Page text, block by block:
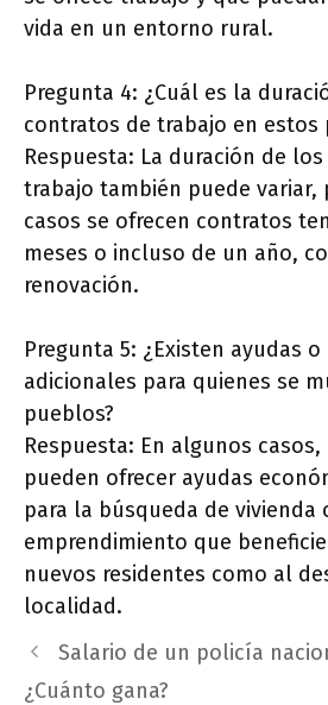
vida en un entorno rural.
Pregunta 4: ¿Cuál es la
contratos de trabajo en estos
Respuesta: La duración de
trabajo también puede variar,
casos se ofrecen contratos
meses o incluso de un año,
renovación.
Pregunta 5: ¿Existen ayudas
adicionales para quienes se
pueblos?
Respuesta: En algunos
pueden ofrecer ayudas
para la búsqueda de vivienda
emprendimiento que
nuevos residentes como al
localidad.
Salario de un policía
¿Cuánto gana?